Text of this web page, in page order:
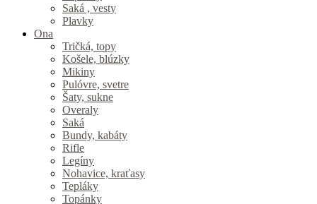
Saká , vesty
Plavky
Ona
Tričká, topy
Košele, blúzky
Mikiny
Pulóvre, svetre
Šaty, sukne
Overaly
Saká
Bundy, kabáty
Rifle
Legíny
Nohavice, kraťasy
Tepláky
Topánky